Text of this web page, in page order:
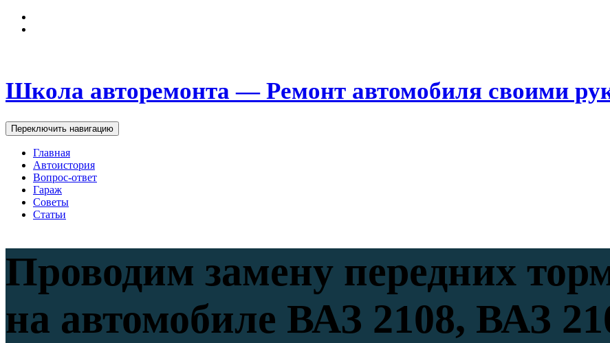
Школа авторемонта — Ремонт автомобиля своими
Переключить навигацию
Главная
Автоистория
Вопрос-ответ
Гараж
Советы
Статьи
Проводим замену передних
на автомобиле ВАЗ 2108, ВАЗ